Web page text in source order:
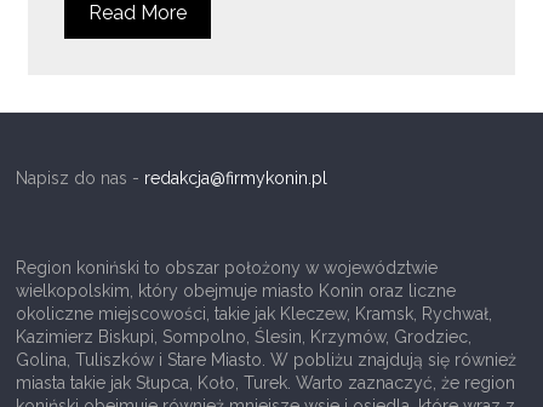
Read More
Napisz do nas - redakcja@firmykonin.pl
Region koniński to obszar położony w województwie
wielkopolskim, który obejmuje miasto Konin oraz liczne
okoliczne miejscowości, takie jak Kleczew, Kramsk, Rychwał,
Kazimierz Biskupi, Sompolno, Ślesin, Krzymów, Grodziec,
Golina, Tuliszków i Stare Miasto. W pobliżu znajdują się również
miasta takie jak Słupca, Koło, Turek. Warto zaznaczyć, że region